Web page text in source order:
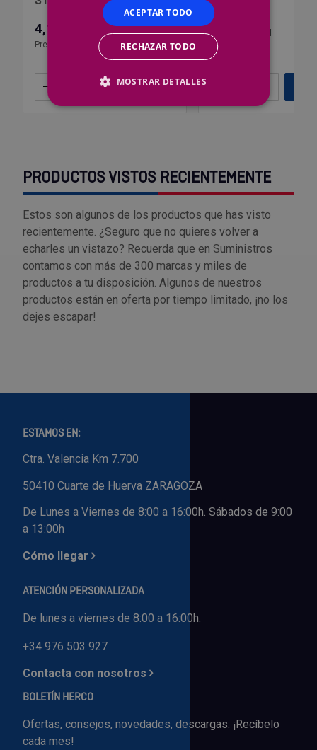
4,16 €
Precio por 1 ud
– Añadir
8,49 €
Precio por 1 ud
+
PRODUCTOS VISTOS RECIENTEMENTE
Estos son algunos de los productos que has visto
recientemente. ¿Seguro que no quieres volver a
echarles un vistazo? Recuerda que en Suministros
contamos con más de 300 marcas y miles de
productos a tu disposición. Algunos de nuestros
productos están en oferta por tiempo limitado, ¡no los
dejes escapar!
ESTAMOS EN:
Ctra. Valencia Km 7.700
50410 Cuarte de Huerva ZARAGOZA
De Lunes a Viernes de 8:00 a 16:00h. Sábados de 9:00
a 13:00h
Cómo llegar
ATENCIÓN PERSONALIZADA
De lunes a viernes de 8:00 a 16:00h.
+34 976 503 927
Contacta con nosotros
BOLETÍN HERCO
Ofertas, consejos, novedades, descargas. ¡Recíbelo
cada mes!
ACEPTAR TODO
RECHAZAR TODO
MOSTRAR DETALLES